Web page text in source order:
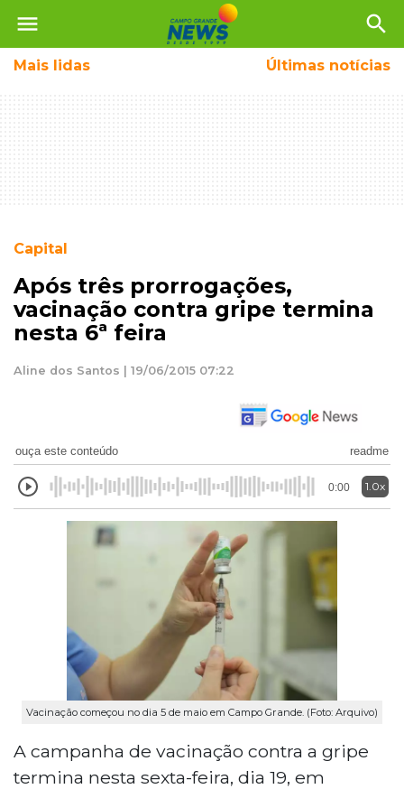
menu search
Mais lidas Últimas notícias
Capital
Após três prorrogações,
vacinação contra gripe termina
nesta 6ª feira
Aline dos Santos | 19/06/2015 07:22
ouça este conteúdo readme
0:00 1.0x
Vacinação começou no dia 5 de maio em Campo Grande. (Foto: Arquivo)
A campanha de vacinação contra a gripe
termina nesta sexta-feira, dia 19, em